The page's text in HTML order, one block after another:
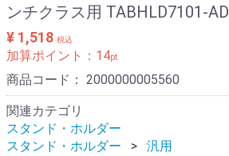
ンチクラス用 TABHLD7101-AD
¥ 1,518 税込
加算ポイント： 14pt
商品コード： 2000000005560
関連カテゴリ
スタンド・ホルダー
スタンド・ホルダー
汎用